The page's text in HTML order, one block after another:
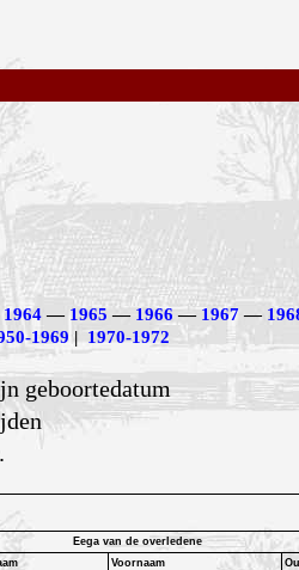
1964— 1965 — 1966 — 1967—
1969 | 1970-1972
geboortedatum
Eega van de overledene
Voornaam